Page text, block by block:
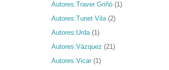
Autores:Traver Griñó (1)
Autores:Tunet Vila (2)
Autores:Urda (1)
Autores:Vázquez (21)
Autores:Vicar (1)